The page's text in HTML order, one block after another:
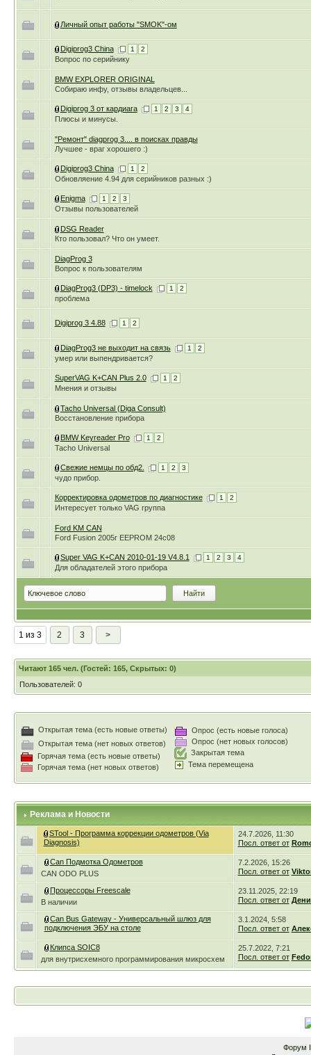
Личный опыт работы "SMOK"-ом
Digiprog3 China 1 2
Вопрос по серийнику
BMW EXPLORER ORIGINAL
Собираю инфу, отзывы владельцев...
Digiprog 3 от кардиага 1 2 3 4
Плюсы и минусы.
"Ремонт" diagprog 3.... в поисках правды
Лучшее - враг хорошего :)
Digiprog3 China 1 2
Обновляение 4.94 для серийников разных :)
Enigma 1 2 3
Отзывы пользователей
DSG Reader
Кто пользовал? Что он умеет.
DiagProg 3
Вопрос к пользователям
DiagProg3 (DP3) - timelock 1 2
проблема
Digiprog 3 4.88 1 2
DiagProg3 не выходит на связь 1 2
умер или выпендривается?
SuperVAG K+CAN Plus 2.0 1 2
Мнения и отзывы
Tacho Universal (Diga Consult)
Восстановление прибора
BMW Keyreader Pro 1 2
Tacho Universal
Свежие немцы по обд2. 1 2 3
чудо прибор.
Корректировка одометров по диагностике 1 2
Интересует только VAG группа
Ford KM CAN
Ford Fusion 2005г EEPROM 24c08
Super VAG K+CAN 2010-01-19 V4.8.1 1 2 3 4
Для обладателей этого прибора
1 из 3 2 3 >
Читают 165 чел. (Гостей: 165, Скрытых: 0)
Пользователей: 0
Открытая тема (есть новые ответы)
Открытая тема (нет новых ответов)
Горячая тема (есть новые ответы)
Горячая тема (нет новых ответов)
Опрос (есть новые голоса)
Опрос (нет новых голосов)
Закрытая тема
Тема перемещена
Реклама и Новости
STool - Программа коррекции одометров (Via
Diagnosis)
24.7.2026, 11:30
Посл. ответ от
Can Подмотка Одометров
CAN ODO PLUS
7.2.2026, 15:26
Посл. ответ от
Процессоры Freescale
В наличии
23.11.2025, 22:19
Посл. ответ от
Can Bus Gateway - Универсальный шлюз для
подключения ЭБУ на столе
3.1.2024, 5:58
Посл. ответ от
Клипса SOIC8
для внутрисхемного программирования микросхем
25.7.2022, 7:21
Посл. ответ от
Форум